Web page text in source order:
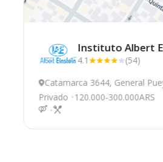
Instituto Albert
4.1
(54)
Catamarca 3644, General
Privado
120.000-300.000ARS